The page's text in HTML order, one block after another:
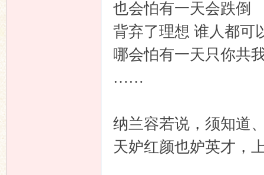
也会怕有一天会跌倒
背弃了理想 谁人都可
哪会怕有一天只你共
……
纳兰容若说，须知道
天妒红颜也妒英才，